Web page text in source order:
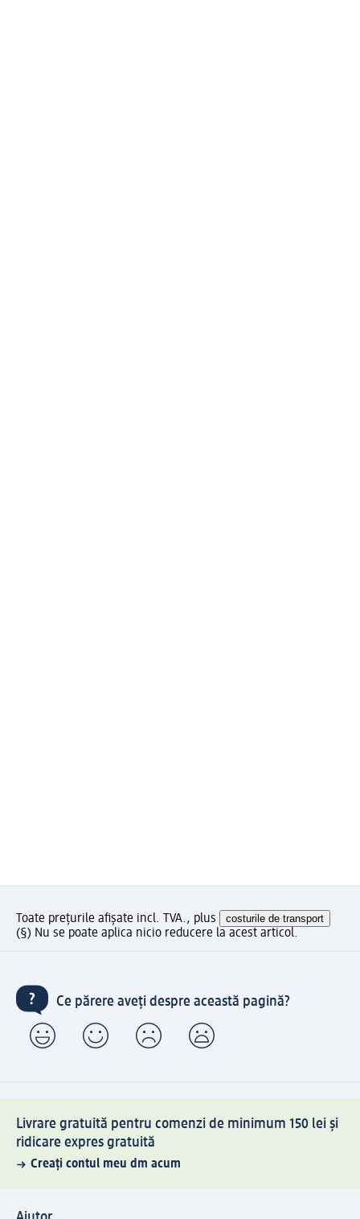
Toate prețurile afișate incl. TVA., plus costurile de transport
(§) Nu se poate aplica nicio reducere la acest articol.
Ce părere aveți despre această pagină?
Livrare gratuită pentru comenzi de minimum 150 lei și
ridicare expres gratuită
Creați contul meu dm acum